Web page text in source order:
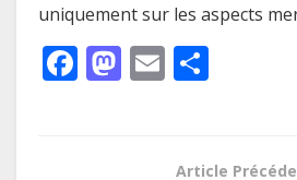
uniquement sur les aspects
F M E
g
Article